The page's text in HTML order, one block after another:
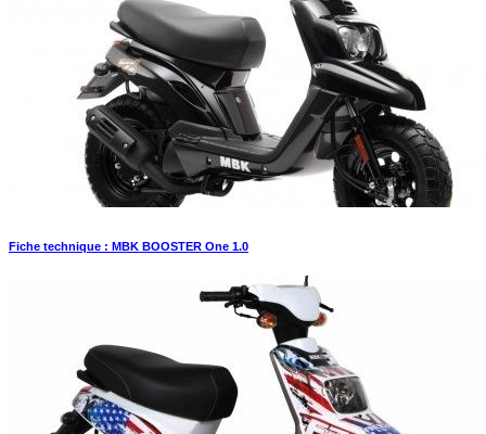
Fiche technique : MBK BOOSTER One 1.0